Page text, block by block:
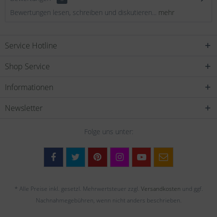
Bewertungen lesen, schreiben und diskutieren... mehr
Service Hotline
Shop Service
Informationen
Newsletter
Folge uns unter:
* Alle Preise inkl. gesetzl. Mehrwertsteuer zzgl. Versandkosten und ggf.
Nachnahmegebühren, wenn nicht anders beschrieben.